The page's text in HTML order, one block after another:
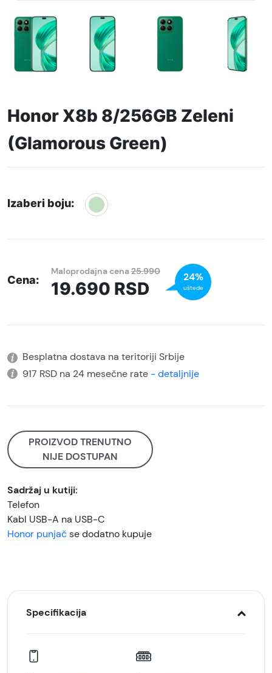
Honor X8b 8/256GB Zeleni
(Glamorous Green)
Izaberi boju:
Cena:
Maloprodajna cena25.990
19.690 RSD
24%
uštede
Besplatna dostava na teritoriji Srbije
917 RSD na 24 mesečne rate - detaljnije
PROIZVOD TRENUTNO
NIJE DOSTUPAN
Sadržaj u kutiji:
Telefon
Kabl USB-A na USB-C
Honor punjačse dodatno kupuje
Specifikacija